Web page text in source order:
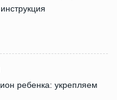
ребенка: укрепляем